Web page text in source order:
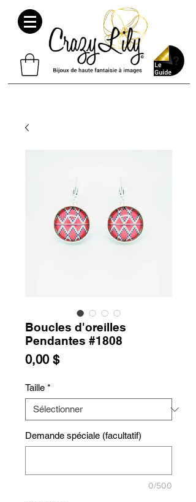
Boucles d'oreilles
Pendantes #1808
0,00 $Prix
Taille *
Demande spéciale (facultatif)
0/500